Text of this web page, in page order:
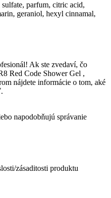
parfum, citric acid,
geraniol, hexyl cinnamal,
Ak ste zvedaví, čo
Red Code Shower Gel ,
nájdete informácie o tom, aké
napodobňujú správanie
zásaditosti produktu